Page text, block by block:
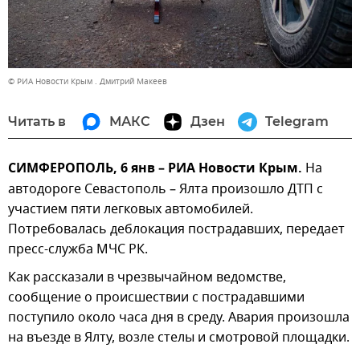
© РИА Новости Крым . Дмитрий Макеев
Читать в МАКС Дзен Telegram
СИМФЕРОПОЛЬ, 6 янв – РИА Новости Крым. На
автодороге Севастополь – Ялта произошло ДТП с
участием пяти легковых автомобилей.
Потребовалась деблокация пострадавших, передает
пресс-служба МЧС РК.
Как рассказали в чрезвычайном ведомстве,
сообщение о происшествии с пострадавшими
поступило около часа дня в среду. Авария произошла
на въезде в Ялту, возле стелы и смотровой площадки.